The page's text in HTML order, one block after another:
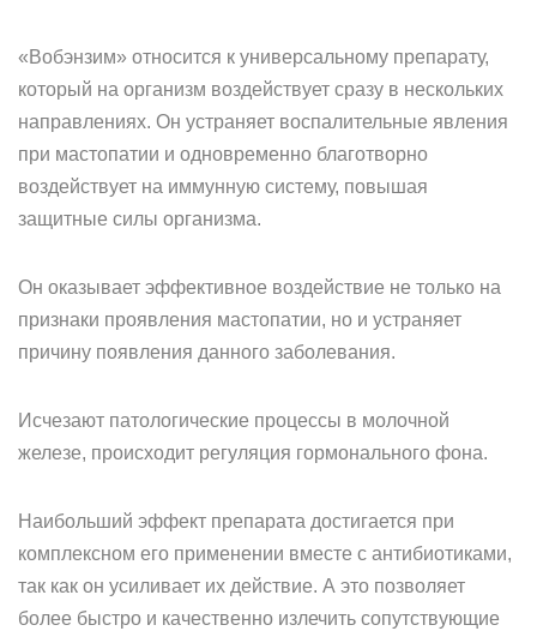
«Вобэнзим» относится к универсальному препарату,
который на организм воздействует сразу в нескольких
направлениях. Он устраняет воспалительные явления
при мастопатии и одновременно благотворно
воздействует на иммунную систему, повышая
защитные силы организма.
Он оказывает эффективное воздействие не только на
признаки проявления мастопатии, но и устраняет
причину появления данного заболевания.
Исчезают патологические процессы в молочной
железе, происходит регуляция гормонального фона.
Наибольший эффект препарата достигается при
комплексном его применении вместе с антибиотиками,
так как он усиливает их действие. А это позволяет
более быстро и качественно излечить сопутствующие